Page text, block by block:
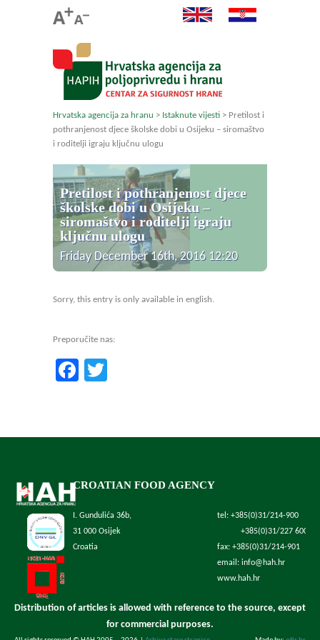
Hrvatska agencija za hranu > Istaknute vijesti > Pretilost i
pothranjenost djece školske dobi u Osijeku – siromaštvo
i roditelji igraju ključnu ulogu
Pretilost i pothranjenost djece
školske dobi u Osijeku –
siromaštvo i roditelji igraju
ključnu ulogu
Friday December 16th, 2016 12:20
Sorry, this entry is only available in english.
Preporučite nas:
Facebook
CROATIAN FOOD AGENCY
I. Gundulića 36b,
31 000 Osijek
Croatia
tel: +385(0)31/214-900
+385(0)31/227 600
fax: +385(0)31/214-901
email: info@hah.hr
www.hah.hr
Distribution of articles is allowed with reference to the source, except
for commercial purposes.